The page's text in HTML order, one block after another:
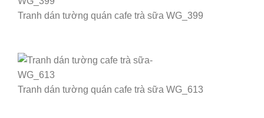
Tranh dán tường quán cafe trà sữa WG_399
Tranh dán tường quán cafe trà sữa WG_613